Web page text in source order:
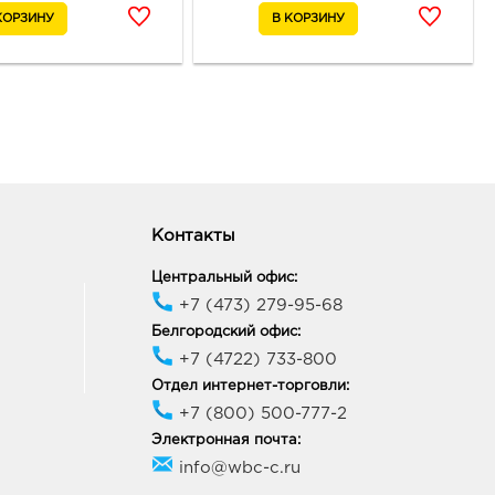
Воронежская обл, р-н
Воронежская обл, г
ул 232 Стрелковой
9:00 - 20:00
Контакты
Центральный офис:
+7 (473) 279-95-68
Белгородский офис:
+7 (4722) 733-800
Отдел интернет-торговли:
+7 (800) 500-777-2
Электронная почта:
info@wbc-c.ru